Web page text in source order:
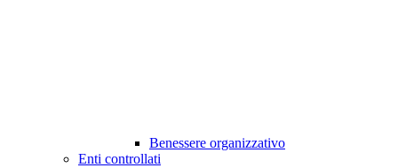
Benessere organizzativo
Enti controllati